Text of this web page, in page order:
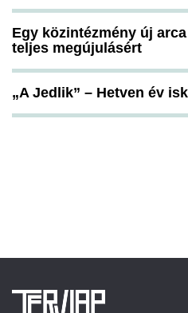
Egy közintézmény új
teljes megújulásért
„A Jedlik” – Hetven év